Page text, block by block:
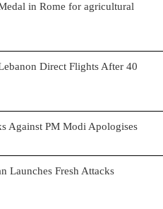
in Rome for agricultural
Direct Flights After 40
Against PM Modi Apologises
Launches Fresh Attacks